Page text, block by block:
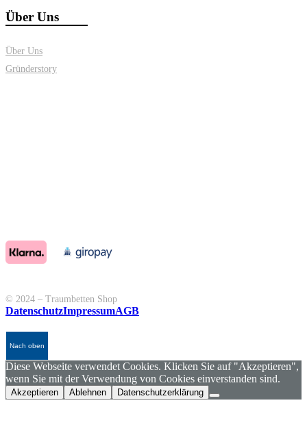
Über Uns
Über Uns
Gründerstory
© 2024 – Traumbetten Shop
DatenschutzImpressumAGB
Nach oben
Diese Webseite verwendet Cookies. Klicken Sie auf "Akzeptieren",
wenn Sie mit der Verwendung von Cookies einverstanden sind.
Akzeptieren Ablehnen Datenschutzerklärung